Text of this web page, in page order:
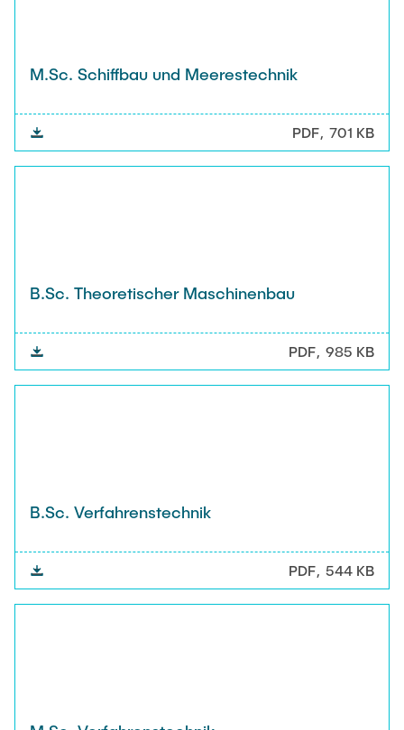
M.Sc. Schiffbau und Meerestechnik
PDF 701 KB
B.Sc. Theoretischer Maschinenbau
PDF 985 KB
B.Sc. Verfahrenstechnik
PDF 544 KB